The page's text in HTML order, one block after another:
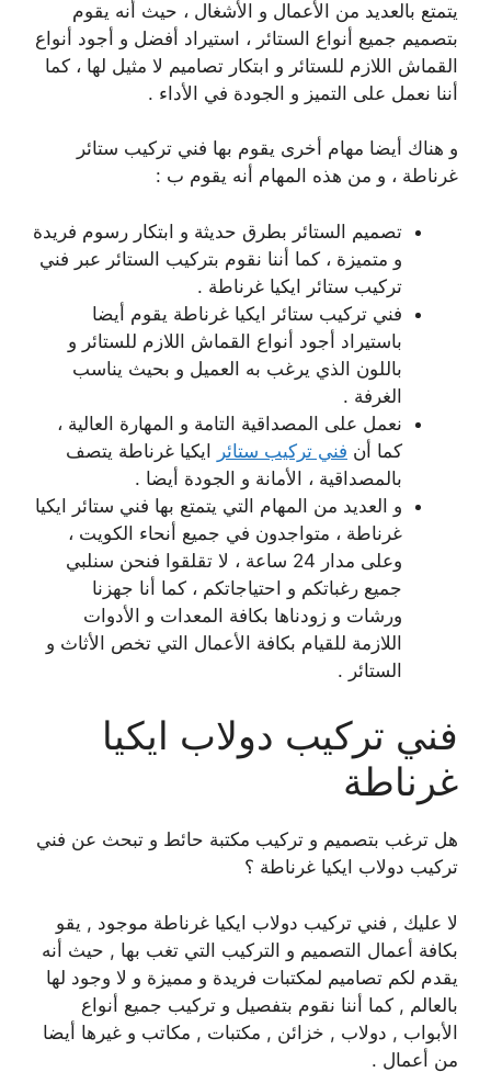
يتمتع بالعديد من الأعمال و الأشغال ، حيث أنه يقوم
بتصميم جميع أنواع الستائر ، استيراد أفضل و أجود أنواع
القماش اللازم للستائر و ابتكار تصاميم لا مثيل لها ، كما
أننا نعمل على التميز و الجودة في الأداء .
و هناك أيضا مهام أخرى يقوم بها فني تركيب ستائر
غرناطة ، و من هذه المهام أنه يقوم ب :
تصميم الستائر بطرق حديثة و ابتكار رسوم فريدة
و متميزة ، كما أننا نقوم بتركيب الستائر عبر فني
تركيب ستائر ايكيا غرناطة .
فني تركيب ستائر ايكيا غرناطة يقوم أيضا
باستيراد أجود أنواع القماش اللازم للستائر و
باللون الذي يرغب به العميل و بحيث يناسب
الغرفة .
نعمل على المصداقية التامة و المهارة العالية ،
كما أن فني تركيب ستائر ايكيا غرناطة يتصف
بالمصداقية ، الأمانة و الجودة أيضا .
و العديد من المهام التي يتمتع بها فني ستائر ايكيا
غرناطة ، متواجدون في جميع أنحاء الكويت ،
وعلى مدار 24 ساعة ، لا تقلقوا فنحن سنلبي
جميع رغباتكم و احتياجاتكم ، كما أنا جهزنا
ورشات و زودناها بكافة المعدات و الأدوات
اللازمة للقيام بكافة الأعمال التي تخص الأثاث و
الستائر .
فني تركيب دولاب ايكيا
غرناطة
هل ترغب بتصميم و تركيب مكتبة حائط و تبحث عن فني
تركيب دولاب ايكيا غرناطة ؟
لا عليك , فني تركيب دولاب ايكيا غرناطة موجود , يقو
بكافة أعمال التصميم و التركيب التي تغب بها , حيث أنه
يقدم لكم تصاميم لمكتبات فريدة و مميزة و لا وجود لها
بالعالم , كما أننا نقوم بتفصيل و تركيب جميع أنواع
الأبواب , دولاب , خزائن , مكتبات , مكاتب و غيرها أيضا
من أعمال .